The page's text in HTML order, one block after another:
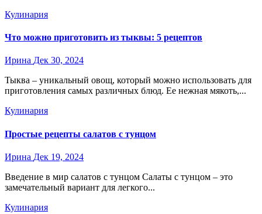
Кулинария
Что можно приготовить из тыквы: 5 рецептов
Ирина Дек 30, 2024
Тыква – уникальный овощ, который можно использовать для
приготовления самых различных блюд. Ее нежная мякоть,...
Кулинария
Простые рецепты салатов с тунцом
Ирина Дек 19, 2024
Введение в мир салатов с тунцом Салаты с тунцом – это
замечательный вариант для легкого...
Кулинария